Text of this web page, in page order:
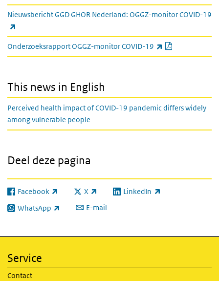
Nieuwsbericht GGD GHOR Nederland: OGGZ-monitor COVID-19
Onderzoeksrapport OGGZ-monitor COVID-19
This news in English
Perceived health impact of COVID-19 pandemic differs widely
among vulnerable people
Deel deze pagina
Facebook
(externe link) X
(externe link) LinkedIn
(externe link)
WhatsApp
(externe link) E-mail
Service
Contact